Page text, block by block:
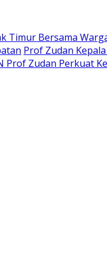
Timur Bersama
Prof Zudan
Prof Zudan Perkuat